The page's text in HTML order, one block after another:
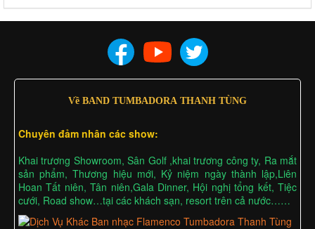
Về BAND TUMBADORA THANH TÙNG
Chuyên đảm nhân các show:
Khai trương Showroom, Sân Golf ,khai trương công ty, Ra mắt
sản phẩm, Thương hiệu mới, Kỷ niệm ngày thành lập,Liên
Hoan Tất niên, Tân niên,Gala Dinner, Hội nghị tổng kết, Tiệc
cưới, Road show…tại các khách sạn, resort trên cả nước……